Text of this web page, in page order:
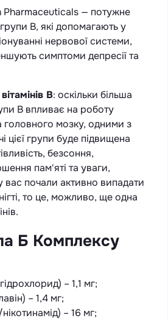
Pharmaceuticals — потужне
В, які допомагають у
нервової системи,
симптоми депресії та
B: оскільки більша
B впливає на роботу
головного мозку, одними з
цієї групи буде підвищена
безсоння,
пам'яті та уваги,
вас почали активно випадати
то це, можливо, ще одна
Б Комплексу
– 1,1 мг;
– 1,4 мг;
– 16 мг;